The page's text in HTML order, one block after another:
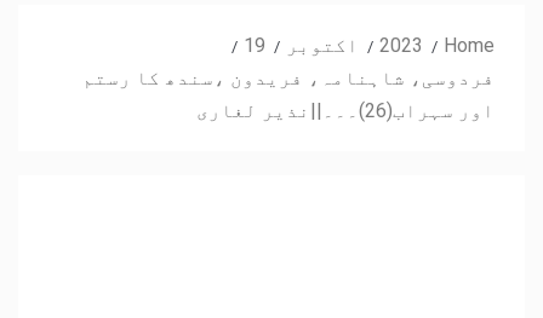
Home
2023 اکتوبر
19
فردوسی، شاہنامہ، فریدون ،سندھ کا رستم
اور سہراب(26)۔۔۔||نذیر لغاری